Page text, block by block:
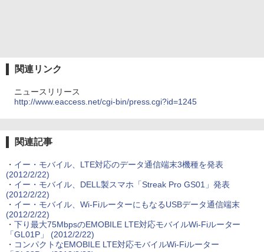
関連リンク
ニュースリリース
http://www.eaccess.net/cgi-bin/press.cgi?id=1245
関連記事
・ イー・モバイル、LTE対応のデータ通信端末3機種を発表
(2012/2/22)
・ イー・モバイル、DELL製スマホ「Streak Pro GS01」発表
(2012/2/22)
・ イー・モバイル、Wi-FiルーターにもなるUSBデータ通信端末
(2012/2/22)
・ 下り最大75MbpsのEMOBILE LTE対応モバイルWi-Fiルーター
「GL01P」
(2012/2/22)
・ コンパクトなEMOBILE LTE対応モバイルWi-Fiルーター